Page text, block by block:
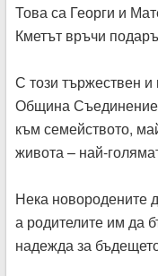
Това са Георги и
Кметът връчи
С този тържествен
Община Съединение
към семейството,
живота – най-
Нека новородените
а родителите им да
надежда за